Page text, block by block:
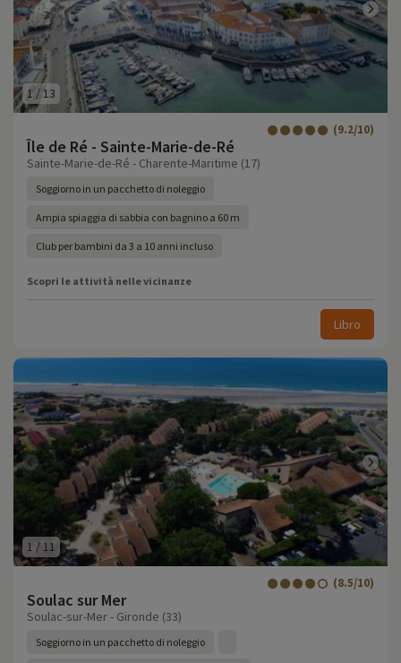
1 /13
Île de Ré - Sainte-Marie-de-Ré
(9.2/10)
Sainte-Marie-de-Ré - Charente-Maritime (17)
Soggiorno in un pacchetto di noleggio
Ampia spiaggia di sabbia con bagnino a 60 m
Club per bambini da 3 a 10 anni incluso
Scopri le attività nelle vicinanze
Libro
1 /11
Soulac sur Mer
(8.5/10)
Soulac-sur-Mer - Gironde (33)
Soggiorno in un pacchetto di noleggio